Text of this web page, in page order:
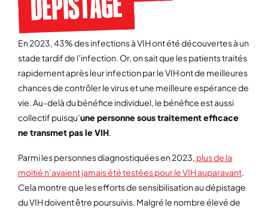
En 2023, 43% des infections à VIH ont été découvertes à un
stade tardif de l’infection. Or, on sait que les patients traités
rapidement après leur infection par le VIH ont de meilleures
chances de contrôler le virus et une meilleure espérance de
vie. Au-delà du bénéfice individuel, le bénéfice est aussi
collectif puisqu’une personne sous traitement efficace
ne transmet pas le VIH.
Parmi les personnes diagnostiquées en 2023, plus de la
moitié n’avaient jamais été testées pour le VIH auparavant.
Cela montre que les efforts de sensibilisation au dépistage
du VIH doivent être poursuivis. Malgré le nombre élevé de